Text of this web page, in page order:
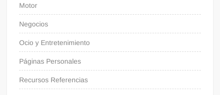
Motor
Negocios
Ocio y Entretenimiento
Páginas Personales
Recursos Referencias